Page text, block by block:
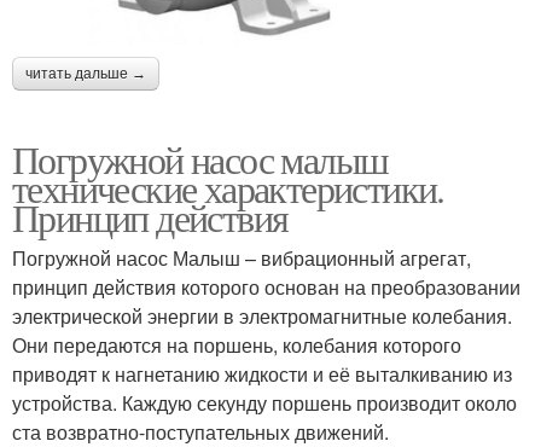
читать дальше →
Погружной насос малыш
технические характеристики.
Принцип действия
Погружной насос Малыш – вибрационный агрегат,
принцип действия которого основан на преобразовании
электрической энергии в электромагнитные колебания.
Они передаются на поршень, колебания которого
приводят к нагнетанию жидкости и её выталкиванию из
устройства. Каждую секунду поршень производит около
ста возвратно-поступательных движений.